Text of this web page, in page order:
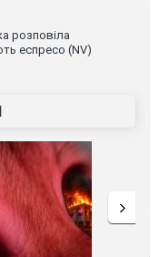
розповіла
еспресо (NV)